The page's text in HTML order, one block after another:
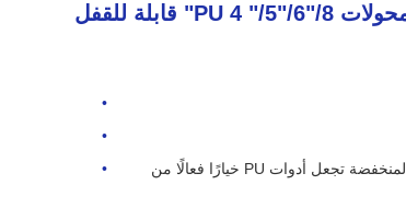
على الرغم من أن التكلفة الأولية قد تكون أعلى من بعض البدائل ، إلا أن عمر الخدمة الطويل واحتياجات الصيانة المنخفضة تجعل أدوات PU خيارًا فعالًا من